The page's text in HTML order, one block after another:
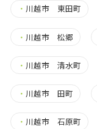
・ 川越市 東田町
・ 川越市 松郷
・ 川越市 清水町
・ 川越市 田町
・ 川越市 石原町